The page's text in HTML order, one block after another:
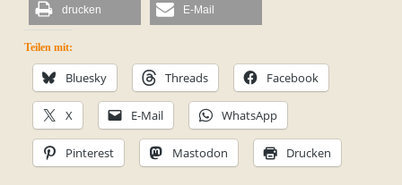
drucken E-Mail
Teilen mit:
Bluesky Threads Facebook
X E-Mail WhatsApp
Pinterest Mastodon Drucken